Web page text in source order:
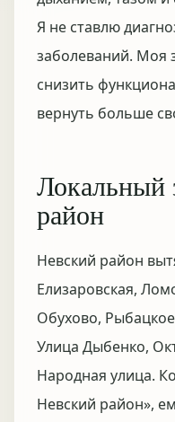
Я не ставлю
заболеваний. Моя
снизить
вернуть больше
Локальный
район
Невский район
Елизаровская,
Обухово,
Улица Дыбенко,
Народная улица.
Невский район»,